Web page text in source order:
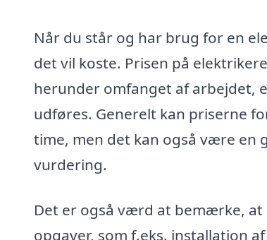
Når du står og har brug for en
det vil koste. Prisen på
herunder omfanget af arbejdet,
udføres. Generelt kan priserne
time, men det kan også være en
vurdering.
Det er også værd at bemærke,
opgaver, som f.eks. installation